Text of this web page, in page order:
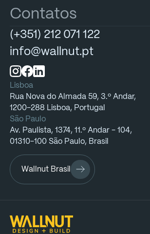
Contatos
(+351) 212 071 122
info@wallnut.pt
Lisboa
Rua Nova do Almada 59, 3.º Andar,
1200-288 Lisboa, Portugal
São Paulo
Av. Paulista, 1374, 11.º Andar - 104,
01310-100 São Paulo, Brasil
Wallnut Brasil